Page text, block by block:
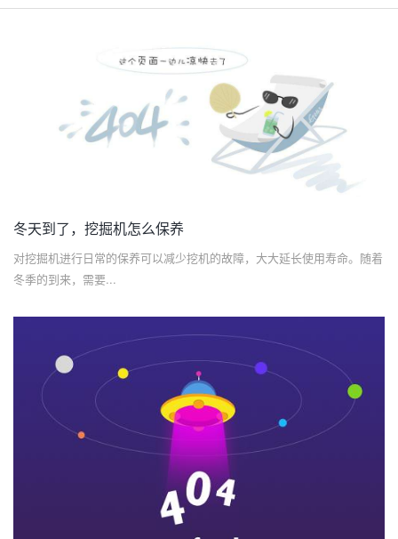
冬天到了，挖掘机怎么保养
对挖掘机进行日常的保养可以减少挖机的故障，大大延长使用寿命。随着
冬季的到来，需要...